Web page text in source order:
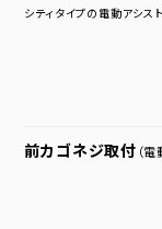
シティタイプの電動アシス
前カゴネジ取付 （